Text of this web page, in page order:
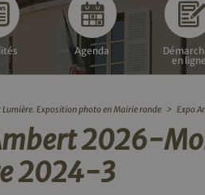
Agenda
en ligne
Exposition photo en Mairie ronde > Expo
2026-
2024-3